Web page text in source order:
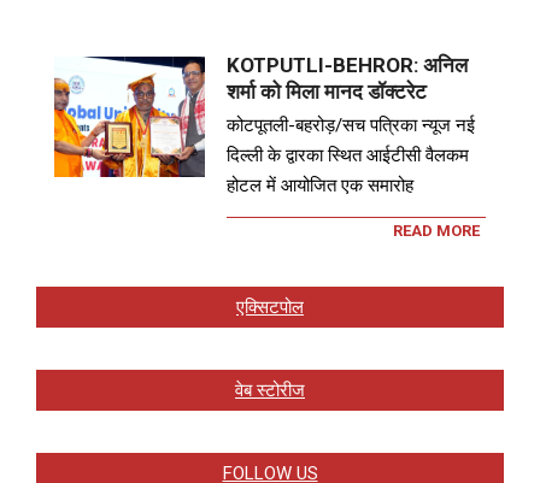
KOTPUTLI-BEHROR: अनिल
शर्मा को मिला मानद डॉक्टरेट
कोटपूतली-बहरोड़/सच पत्रिका न्यूज नई
दिल्ली के द्वारका स्थित आईटीसी वैलकम
होटल में आयोजित एक समारोह
READ MORE
एक्सिटपोल
वेब स्टोरीज
FOLLOW US